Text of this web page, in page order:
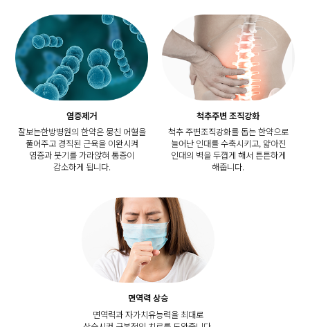
염증제거
잘보는한방병원의 한약은 뭉친 어혈을
풀어주고 경직된 근육을 이완시켜
염증과 붓기를 가라앉혀 통증이
감소하게 됩니다.
척추주변 조직강화
척추 주변조직강화를 돕는 한약으로
늘어난 인대를 수축시키고, 얇아진
인대의 벽을 두껍게 해서 튼튼하게
해줍니다.
면역력 상승
면역력과 자가치유능력을 최대로